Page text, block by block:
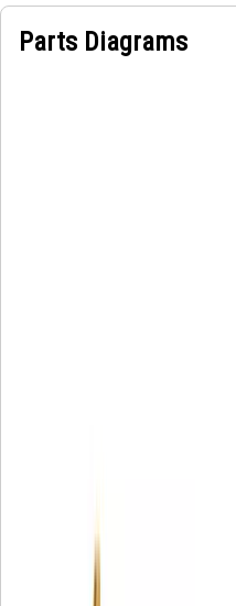
Parts Diagrams